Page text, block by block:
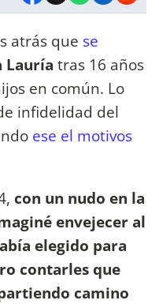
atrás que se
Lauría tras 16 años
en común. Lo
infidelidad del
ese el motivos
con un nudo en la
envejecer al
elegido para
contarles que
camino